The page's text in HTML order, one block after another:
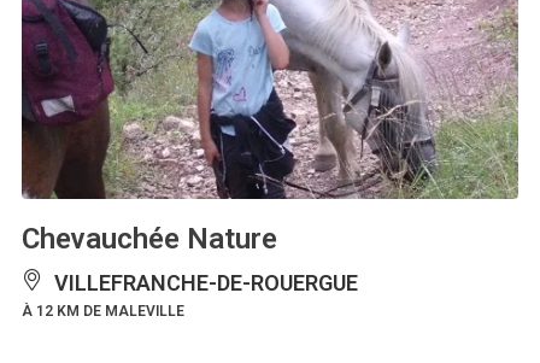
Chevauchée Nature
VILLEFRANCHE-DE-ROUERGUE
À 12 KM DE MALEVILLE